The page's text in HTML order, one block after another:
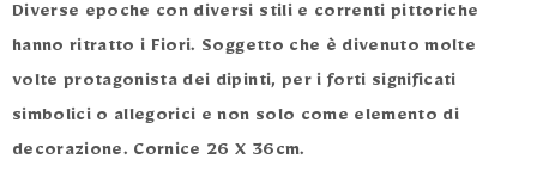
Diverse epoche con diversi stili e correnti pittoriche
hanno ritratto i Fiori. Soggetto che è divenuto molte
volte protagonista dei dipinti, per i forti significati
simbolici o allegorici e non solo come elemento di
decorazione. Cornice 26 X 36cm.